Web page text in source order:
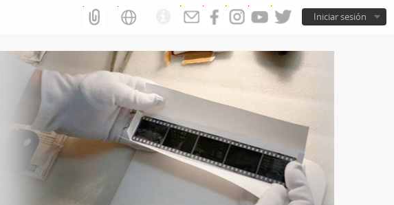
Iniciar sesión